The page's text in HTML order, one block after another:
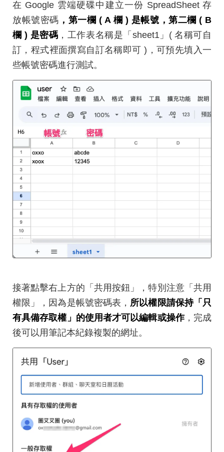
在 Google 雲端硬碟中建立一份 SpreadSheet 存
放帳號密碼 ，第一欄 ( A 欄 ) 是帳號，第二欄 ( B
欄 ) 是密碼 ，工作表名稱是「sheet1」( 名稱可自
訂，程式裡面撰寫自訂名稱即可 )，可預先填入一
些帳號密碼進行測試。
接著點擊右上方的「共用按鈕」，特別注意「共用
權限」，因為是帳號密碼表， 所以權限請保持「只
有具備存取權」的使用者才可以編輯或操作，完成
後可以用筆記本紀錄複製的網址。